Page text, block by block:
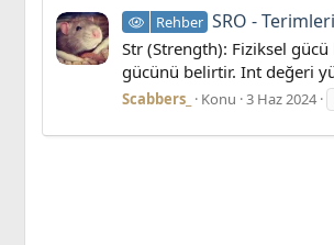
Rehber SRO -
Str (Strength): Fiziksel
gücünü belirtir. Int değeri
Scabbers_ Konu 3 Haz 2024